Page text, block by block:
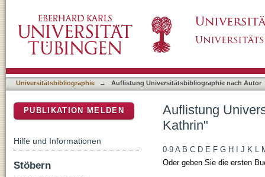
Universitätsbibliographie → Auflistung Universitätsbibliographie nach Autor
Auflistung
Kathrin"
0-9 A B C D E F G H J K L
Oder geben Sie die ersten
PUBLIKATION MELDEN
Hilfe und Informationen
Stöbern